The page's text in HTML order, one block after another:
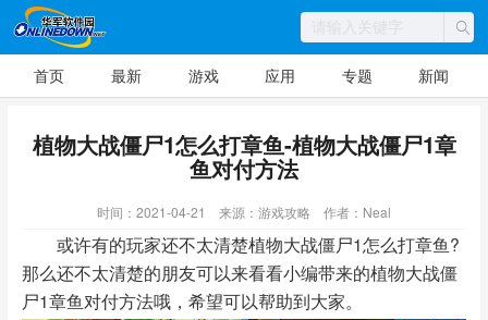
首页 最新 游戏 应用 专题 新闻
植物大战僵尸1怎么打章鱼-植物大战僵尸1章
鱼对付方法
时间：2021-04-21 来源：游戏攻略 作者：Neal
或许有的玩家还不太清楚植物大战僵尸1怎么打章鱼?
那么还不太清楚的朋友可以来看看小编带来的植物大战僵
尸1章鱼对付方法哦，希望可以帮助到大家。